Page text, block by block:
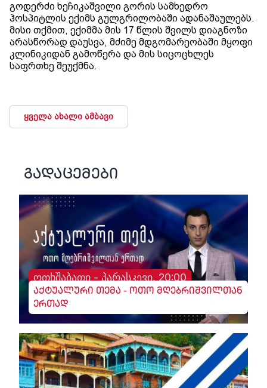
გოდერძი ხეჩიკაშვილი გორის სამხედრო
ჰოსპიტლის ექიმს გულგრილობაში ადანაშაულებს.
მისი თქმით, ექიმმა მის 17 წლის შვილს დიაგნოზი
არასწორად დაუსვა, მძიმე მდგომარეობაში მყოფი
კლინიკიდან გამოწერა და მის სიცოცხლეს
საფრთხე შეუქმნა.
ყველა ახალი ამბავი
გადაცემები
ოთხშაბათი - პარასკევი, 20:00
აქტუალური თემა - ოთო მღებრიშვილთან
ერთად